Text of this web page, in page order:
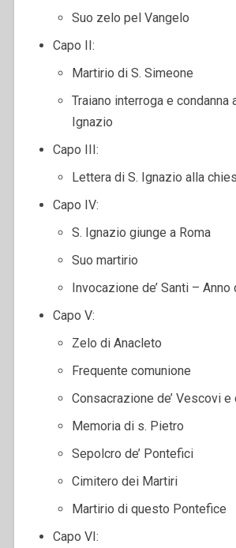
Suo zelo pel Vangelo
Capo II:
Martirio di S. Simeone
Traiano interroga e condanna
Ignazio
Capo III:
Lettera di S. Ignazio alla
Capo IV:
S. Ignazio giunge a Roma
Suo martirio
Invocazione de’ Santi – Anno
Capo V:
Zelo di Anacleto
Frequente comunione
Consacrazione de’ Vescovi
Memoria di s. Pietro
Sepolcro de’ Pontefici
Cimitero dei Martiri
Martirio di questo Pontefice
Capo VI: